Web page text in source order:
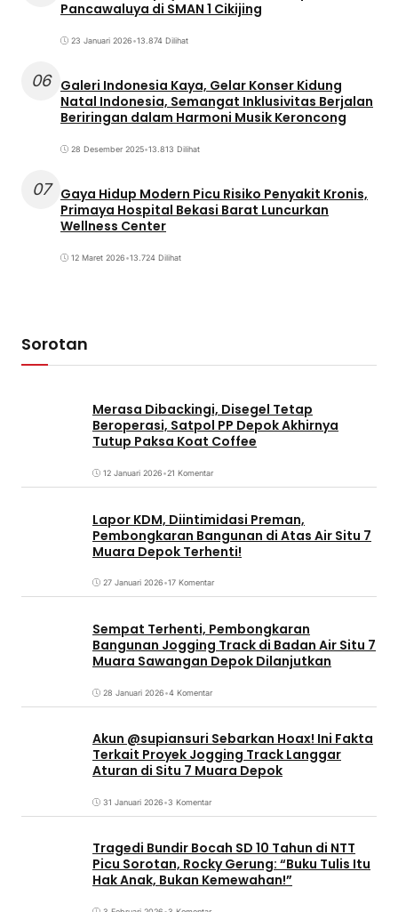
Pancawaluya di SMAN 1 Cikijing
23 Januari 2026•13.874 Dilihat
06 Galeri Indonesia Kaya, Gelar Konser Kidung
Natal Indonesia, Semangat Inklusivitas Berjalan
Beriringan dalam Harmoni Musik Keroncong
28 Desember 2025•13.813 Dilihat
07
Gaya Hidup Modern Picu Risiko Penyakit Kronis,
Primaya Hospital Bekasi Barat Luncurkan
Wellness Center
12 Maret 2026•13.724 Dilihat
Sorotan
Merasa Dibackingi, Disegel Tetap
Beroperasi, Satpol PP Depok Akhirnya
Tutup Paksa Koat Coffee
12 Januari 2026•21 Komentar
Lapor KDM, Diintimidasi Preman,
Pembongkaran Bangunan di Atas Air Situ 7
Muara Depok Terhenti!
27 Januari 2026•17 Komentar
Sempat Terhenti, Pembongkaran
Bangunan Jogging Track di Badan Air Situ 7
Muara Sawangan Depok Dilanjutkan
28 Januari 2026•4 Komentar
Akun @supiansuri Sebarkan Hoax! Ini Fakta
Terkait Proyek Jogging Track Langgar
Aturan di Situ 7 Muara Depok
31 Januari 2026•3 Komentar
Tragedi Bundir Bocah SD 10 Tahun di NTT
Picu Sorotan, Rocky Gerung: “Buku Tulis Itu
Hak Anak, Bukan Kemewahan!”